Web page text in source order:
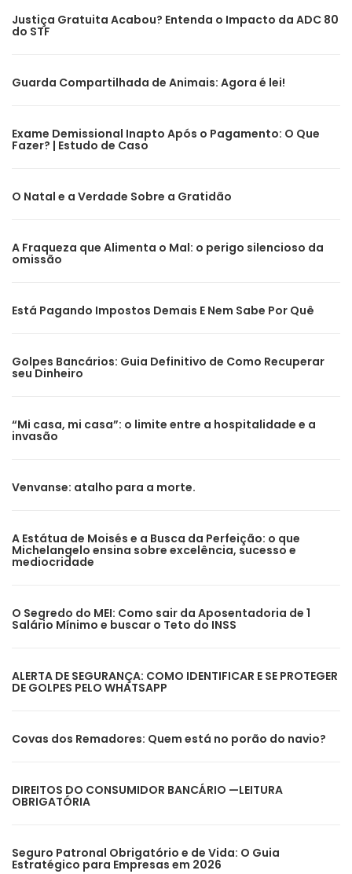
Justiça Gratuita Acabou? Entenda o Impacto da ADC 80
do STF
Guarda Compartilhada de Animais: Agora é lei!
Exame Demissional Inapto Após o Pagamento: O Que
Fazer? | Estudo de Caso
O Natal e a Verdade Sobre a Gratidão
A Fraqueza que Alimenta o Mal: o perigo silencioso da
omissão
Está Pagando Impostos Demais E Nem Sabe Por Quê
Golpes Bancários: Guia Definitivo de Como Recuperar
seu Dinheiro
“Mi casa, mi casa”: o limite entre a hospitalidade e a
invasão
Venvanse: atalho para a morte.
A Estátua de Moisés e a Busca da Perfeição: o que
Michelangelo ensina sobre excelência, sucesso e
mediocridade
O Segredo do MEI: Como sair da Aposentadoria de 1
Salário Mínimo e buscar o Teto do INSS
ALERTA DE SEGURANÇA: COMO IDENTIFICAR E SE PROTEGER
DE GOLPES PELO WHATSAPP
Covas dos Remadores: Quem está no porão do navio?
DIREITOS DO CONSUMIDOR BANCÁRIO —LEITURA
OBRIGATÓRIA
Seguro Patronal Obrigatório e de Vida: O Guia
Estratégico para Empresas em 2026